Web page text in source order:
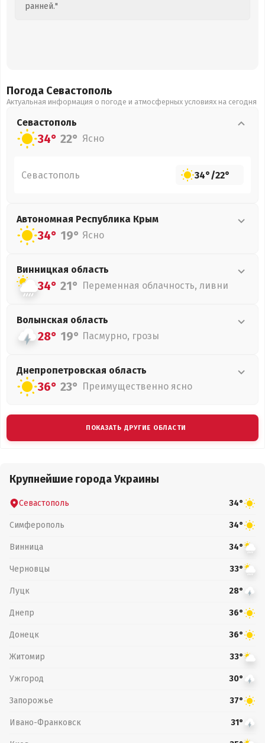
ранней."
Погода Севастополь
Актуальная информация о погоде и атмосферных условиях на сегодня
Севастополь
34° 22° Ясно
Севастополь 34°/22°
Автономная Республика Крым
34° 19° Ясно
Винницкая область
34° 21° Переменная облачность, ливни
Волынская область
28° 19° Пасмурно, грозы
Днепропетровская область
36° 23° Преимущественно ясно
ПОКАЗАТЬ ДРУГИЕ ОБЛАСТИ
Крупнейшие города Украины
Севастополь 34°
Симферополь 34°
Винница 34°
Черновцы 33°
Луцк 28°
Днепр 36°
Донецк 36°
Житомир 33°
Ужгород 30°
Запорожье 37°
Ивано-Франковск 31°